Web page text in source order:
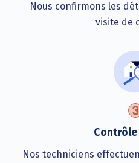
Nous confirmons les
visite de
Nos techniciens